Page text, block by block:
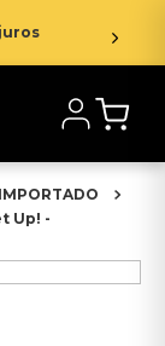
Up! -